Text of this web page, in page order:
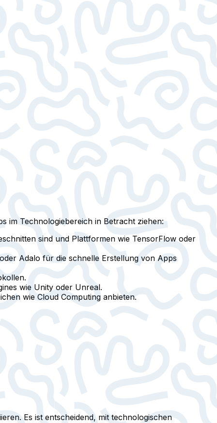
im Technologiebereich in Betracht ziehen:
sind und Plattformen wie TensorFlow oder
Adalo für die schnelle Erstellung von Apps
wie Unity oder Unreal.
wie Cloud Computing anbieten.
Es ist entscheidend, mit technologischen